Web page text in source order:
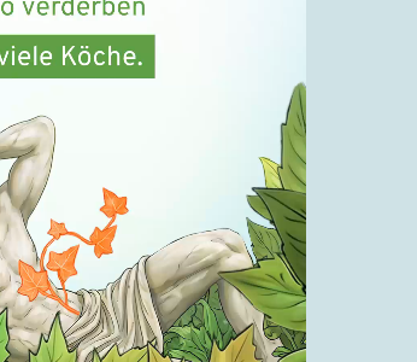
#2.45 ‚Zum trauten
Fischerheim‘
11.09.2019
#2.46 Sperrgebiet
13.09.2019
Leben lernen / Ein Versuch
#2.47 Lebendige Wesen
15.09.2019
Leben lernen / Ein Versuch
#2.48 Volljährig